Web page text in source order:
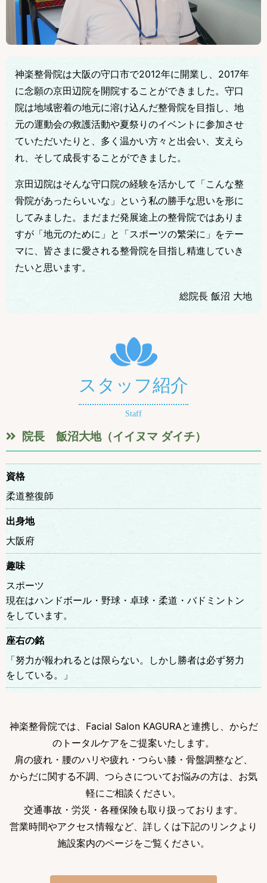
神楽整骨院は大阪の守口市で2012年に開業し、2017年
に念願の京田辺院を開院することができました。守口
院は地域密着の地元に溶け込んだ整骨院を目指し、地
元の運動会の救護活動や夏祭りのイベントに参加させ
ていただいたりと、多く温かい方々と出会い、支えら
れ、そして成長することができました。
京田辺院はそんな守口院の経験を活かして「こんな整
骨院があったらいいな」という私の勝手な思いを形に
してみました。まだまだ発展途上の整骨院ではありま
すが「地元のために」と「スポーツの繁栄に」をテー
マに、皆さまに愛される整骨院を目指し精進していき
たいと思います。
総院長 飯沼 大地
スタッフ紹介
Staff
院長 飯沼大地（イイヌマ ダイチ）
資格
柔道整復師
出身地
大阪府
趣味
スポーツ
現在はハンドボール・野球・卓球・柔道・バドミントン
をしています。
座右の銘
「努力が報われるとは限らない。しかし勝者は必ず努力
をしている。」
神楽整骨院では、Facial Salon KAGURAと連携し、からだ
のトータルケアをご提案いたします。
肩の疲れ・腰のハリや疲れ・つらい膝・骨盤調整など、
からだに関する不調、つらさについてお悩みの方は、お気
軽にご相談ください。
交通事故・労災・各種保険も取り扱っております。
営業時間やアクセス情報など、詳しくは下記のリンクより
施設案内のページをご覧ください。